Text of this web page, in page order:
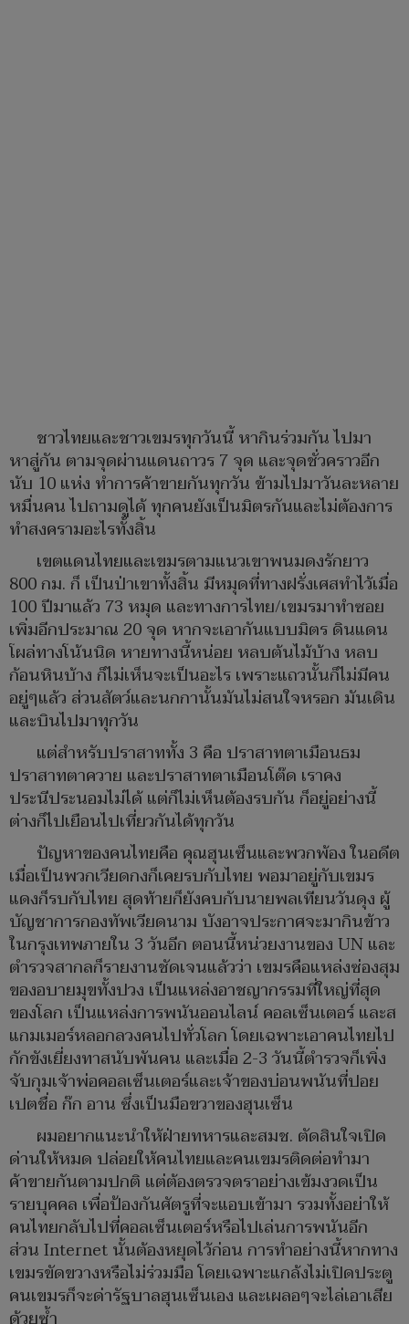
ชาวไทยและชาวเขมรทุกวันนี้ หากินร่วมกัน ไปมา
หาสู่กัน ตามจุดผ่านแดนถาวร 7 จุด และจุดชั่วคราวอีก
นับ 10 แห่ง ทำการค้าขายกันทุกวัน ข้ามไปมาวันละหลาย
หมื่นคน ไปถามดูได้ ทุกคนยังเป็นมิตรกันและไม่ต้องการ
ทำสงครามอะไรทั้งสิ้น
เขตแดนไทยและเขมรตามแนวเขาพนมดงรักยาว
800 กม. ก็ เป็นป่าเขาทั้งสิ้น มีหมุดที่ทางฝรั่งเศสทำไว้เมื่อ
100 ปีมาแล้ว 73 หมุด และทางการไทย/เขมรมาทำซอย
เพิ่มอีกประมาณ 20 จุด หากจะเอากันแบบมิตร ดินแดน
โผล่ทางโน้นนิด หายทางนี้หน่อย หลบต้นไม้บ้าง หลบ
ก้อนหินบ้าง ก็ไม่เห็นจะเป็นอะไร เพราะแถวนั้นก็ไม่มีคน
อยู่ๆแล้ว ส่วนสัตว์และนกกานั้นมันไม่สนใจหรอก มันเดิน
และบินไปมาทุกวัน
แต่สำหรับปราสาททั้ง 3 คือ ปราสาทตาเมือนธม
ปราสาทตาควาย และปราสาทตาเมือนโต๊ด เราคง
ประนีประนอมไม่ได้ แต่ก็ไม่เห็นต้องรบกัน ก็อยู่อย่างนี้
ต่างก็ไปเยือนไปเที่ยวกันได้ทุกวัน
ปัญหาของคนไทยคือ คุณฮุนเซ็นและพวกพ้อง ในอดีต
เมื่อเป็นพวกเวียดกงก็เคยรบกับไทย พอมาอยู่กับเขมร
แดงก็รบกับไทย สุดท้ายก็ยังคบกับนายพลเทียนวันดุง ผู้
บัญชาการกองทัพเวียดนาม บังอาจประกาศจะมากินข้าว
ในกรุงเทพภายใน 3 วันอีก ตอนนี้หน่วยงานของ UN และ
ตำรวจสากลก็รายงานชัดเจนแล้วว่า เขมรคือแหล่งซ่องสุม
ของอบายมุขทั้งปวง เป็นแหล่งอาชญากรรมที่ใหญ่ที่สุด
ของโลก เป็นแหล่งการพนันออนไลน์ คอลเซ็นเตอร์ และส
แกมเมอร์หลอกลวงคนไปทั่วโลก โดยเฉพาะเอาคนไทยไป
กักขังเยี่ยงทาสนับพันคน และเมื่อ 2-3 วันนี้ตำรวจก็เพิ่ง
จับกุมเจ้าพ่อคอลเซ็นเตอร์และเจ้าของบ่อนพนันที่ปอย
เปตชื่อ ก๊ก อาน ซึ่งเป็นมือขวาของฮุนเซ็น
ผมอยากแนะนำให้ฝ่ายทหารและสมช. ตัดสินใจเปิด
ด่านให้หมด ปล่อยให้คนไทยและคนเขมรติดต่อทำมา
ค้าขายกันตามปกติ แต่ต้องตรวจตราอย่างเข้มงวดเป็น
รายบุคคล เพื่อป้องกันศัตรูที่จะแอบเข้ามา รวมทั้งอย่าให้
คนไทยกลับไปที่คอลเซ็นเตอร์หรือไปเล่นการพนันอีก
ส่วน Internet นั้นต้องหยุดไว้ก่อน การทำอย่างนี้หากทาง
เขมรขัดขวางหรือไม่ร่วมมือ โดยเฉพาะแกล้งไม่เปิดประตู
คนเขมรก็จะด่ารัฐบาลฮุนเซ็นเอง และเผลอๆจะไล่เอาเสีย